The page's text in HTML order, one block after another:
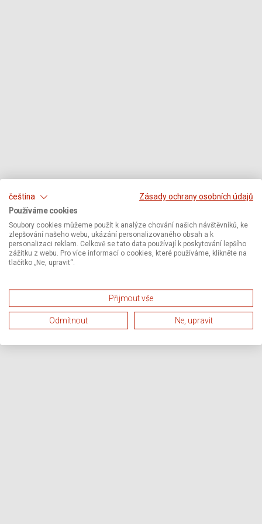
čeština
Zásady ochrany osobních údajů
Používáme cookies
Soubory cookies můžeme použít k analýze chování našich návštěvníků, ke
zlepšování našeho webu, ukázání personalizovaného obsah a k
personalizaci reklam. Celkově se tato data používají k poskytování lepšího
zážitku z webu. Pro více informací o cookies, které používáme, klikněte na
tlačítko „Ne, upravit“.
Přijmout vše
Odmítnout Ne, upravit